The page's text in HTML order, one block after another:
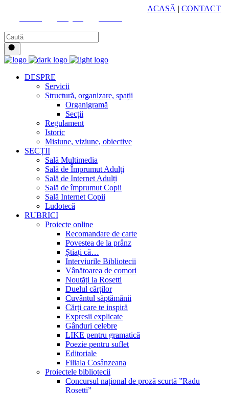
ACASĂ | CONTACT
DESPRE
Servicii
Structură, organizare, spații
Organigramă
Secții
Regulament
Istoric
Misiune, viziune, obiective
SECȚII
Sală Multimedia
Sală de Împrumut Adulți
Sală de Internet Adulți
Sală de împrumut Copii
Sală Internet Copii
Ludotecă
RUBRICI
Proiecte online
Recomandare de carte
Povestea de la prânz
Știați că…
Interviurile Bibliotecii
Vânătoarea de comori
Noutăți la Rosetti
Duelul cărților
Cuvântul săptămânii
Cărți care te inspiră
Expresii explicate
Gânduri celebre
LIKE pentru gramatică
Poezie pentru suflet
Editoriale
Filiala Cosânzeana
Proiectele bibliotecii
Concursul național de proză scurtă ”Radu
Rosetti”